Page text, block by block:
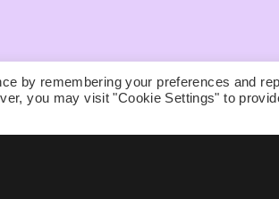
by remembering your preferences and
you may visit "Cookie Settings" to